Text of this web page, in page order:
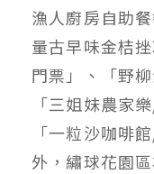
漁人廚房自助
量古早味金桔
門票」、「野
「三姐妹農家
「一粒沙咖啡
外，繡球花園